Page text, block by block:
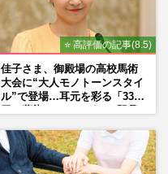
⭐ 高評価の記事(8.5)
佳子さま、御殿場の高校馬術
大会に“大人モノトーンスタイ
ル”で登場…耳元を彩る「3300